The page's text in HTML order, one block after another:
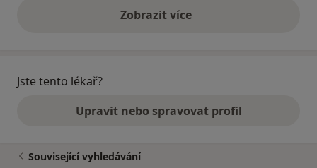
Zobrazit vícevýše uvedené názory
Jste tento lékař?
Upravit nebo spravovat profil
Související vyhledávání